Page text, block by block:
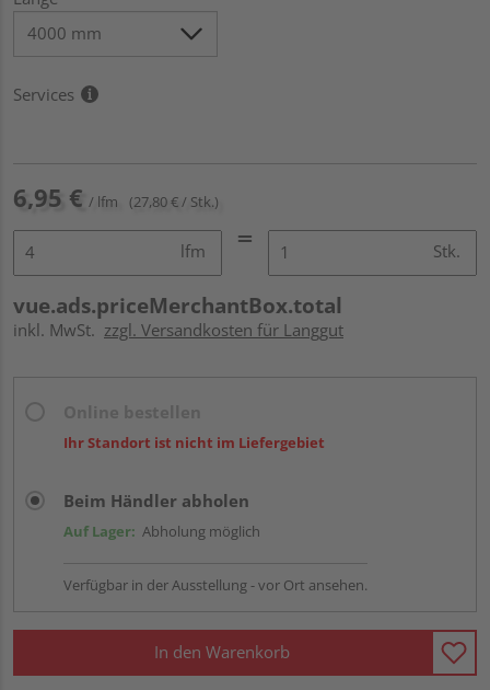
Services
6,95 € / lfm (27,80 € / Stk.)
lfm Stk.
vue.ads.priceMerchantBox.total
inkl. MwSt. zzgl. Versandkosten für Langgut
Ihr Standort ist nicht im Liefergebiet
Beim Händler abholen
Auf Lager: Abholung möglich
Verfügbar in der Ausstellung - vor Ort ansehen.
In den Warenkorb